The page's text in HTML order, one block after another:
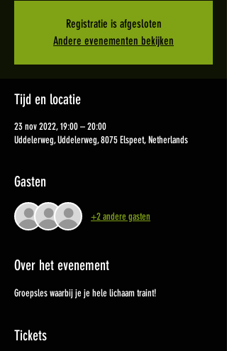
Registratie is afgesloten
Andere evenementen bekijken
Tijd en locatie
23 nov 2022, 19:00 – 20:00
Uddelerweg, Uddelerweg, 8075 Elspeet, Netherlands
Gasten
+2 andere gasten
Over het evenement
Groepsles waarbij je je hele lichaam traint!
Tickets